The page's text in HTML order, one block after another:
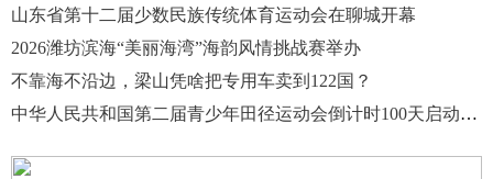
山东省第十二届少数民族传统体育运动会在聊城开幕
2026潍坊滨海“美丽海湾”海韵风情挑战赛举办
不靠海不沿边，梁山凭啥把专用车卖到122国？
中华人民共和国第二届青少年田径运动会倒计时100天启动仪式举行